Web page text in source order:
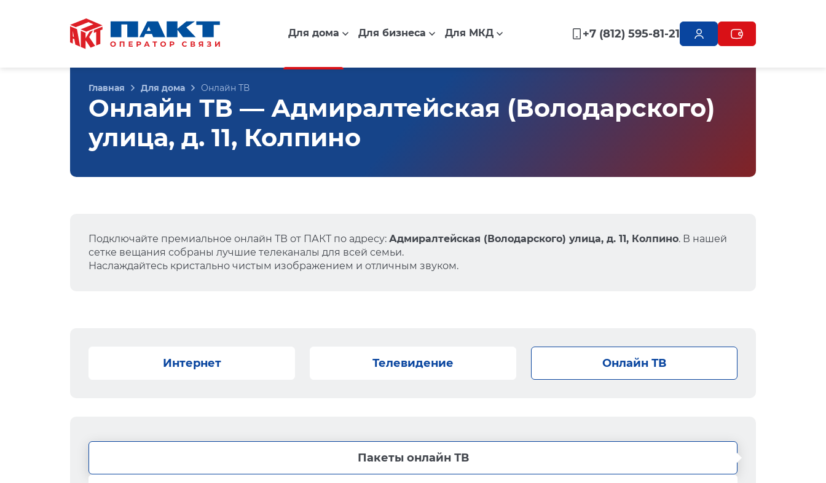
Для дома Для бизнеса Для МКД +7 (812) 595-81-21
Главная Для дома Онлайн ТВ
Онлайн ТВ — Адмиралтейская (Володарского)
улица, д. 11, Колпино
Подключайте премиальное онлайн ТВ от ПАКТ по адресу: Адмиралтейская (Володарского) улица, д. 11, Колпино. В нашей
сетке вещания собраны лучшие телеканалы для всей семьи.
Наслаждайтесь кристально чистым изображением и отличным звуком.
Интернет Телевидение Онлайн ТВ
Пакеты онлайн ТВ